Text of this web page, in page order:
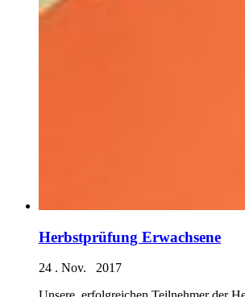
Herbstprüfung Erwachsene
24 . Nov. 2017